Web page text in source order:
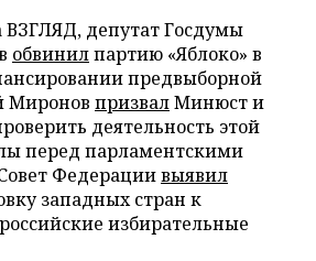
ВЗГЛЯД, депутат Госдумы
обвинилпартию «Яблоко» в
предвыборной
Миронов призвалМинюст и
деятельность этой
перед парламентскими
Федерациивыявил
западных стран к
избирательные